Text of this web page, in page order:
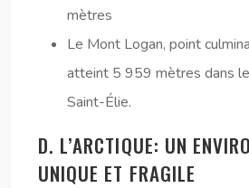
mètres
Le Mont Logan, point
atteint 5 959 mètres dans
Saint-Élie.
D. L’ARCTIQUE: UN
UNIQUE ET FRAGILE